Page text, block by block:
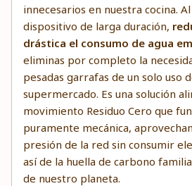
innecesarios en nuestra cocina.
dispositivo de larga duración,
drástica el consumo de agua
eliminas por completo la
pesadas garrafas de un solo uso
supermercado. Es una solución
movimiento Residuo Cero que
puramente mecánica,
presión de la red sin consumir
así de la huella de carbono
de nuestro planeta.